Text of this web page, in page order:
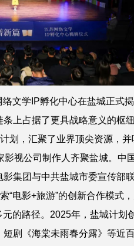
文学IP孵化中心在盐城正式揭
上占据了更具战略意义的枢
划，汇聚了业界顶尖资源，并
影视公司制作人齐聚盐城。中
集团与中共盐城市委宣传部
“电影+旅游”的创新合作模式
的路径。2025年，盐城计划
剧《海棠未雨春分露》等近